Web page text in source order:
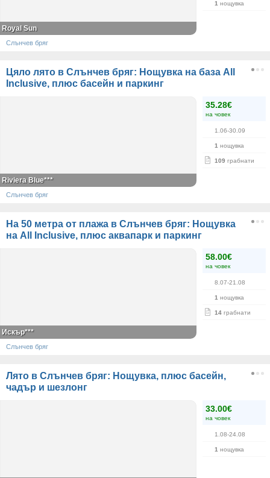
1 нощувка
Royal Sun
Слънчев бряг
Цяло лято в Слънчев бряг: Нощувка на база All
Inclusive, плюс басейн и паркинг
35.28€
на човек
1.06-30.09
1 нощувка
109 грабнати
Riviera Blue***
Слънчев бряг
На 50 метра от плажа в Слънчев бряг: Нощувка
на All Inclusive, плюс аквапарк и паркинг
58.00€
на човек
8.07-21.08
1 нощувка
14 грабнати
Искър***
Слънчев бряг
Лято в Слънчев бряг: Нощувка, плюс басейн,
чадър и шезлонг
33.00€
на човек
1.08-24.08
1 нощувка